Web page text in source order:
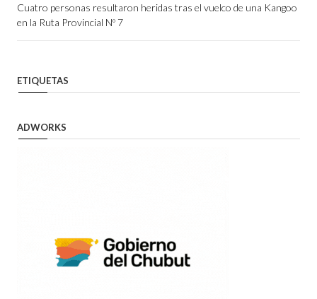
Cuatro personas resultaron heridas tras el vuelco de una Kangoo
en la Ruta Provincial Nº 7
ETIQUETAS
ADWORKS